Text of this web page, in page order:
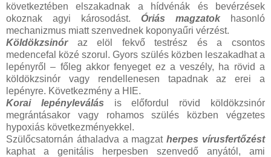
következtében elszakadnak a hídvénák és bevérzések
okoznak agyi károsodást. Óriás magzatok hasonló
mechanizmus miatt szenvednek koponyaűri vérzést.
Köldökzsinóraz elöl fekvő testrész és a csontos
medencefal közé szorul. Gyors szülés közben leszakadhat a
lepényről – főleg akkor fenyeget ez a veszély, ha rövid a
köldökzsinór vagy rendellenesen tapadnak az erei a
lepényre. Következmény a HIE.
Korai lepényleválás is előfordul rövid köldökzsinór
megrántásakor vagy rohamos szülés közben végzetes
hypoxiás következményekkel.
Szülőcsatornán áthaladva a magzatherpes vírusfertőzést
kaphat a genitális herpesben szenvedő anyától, ami